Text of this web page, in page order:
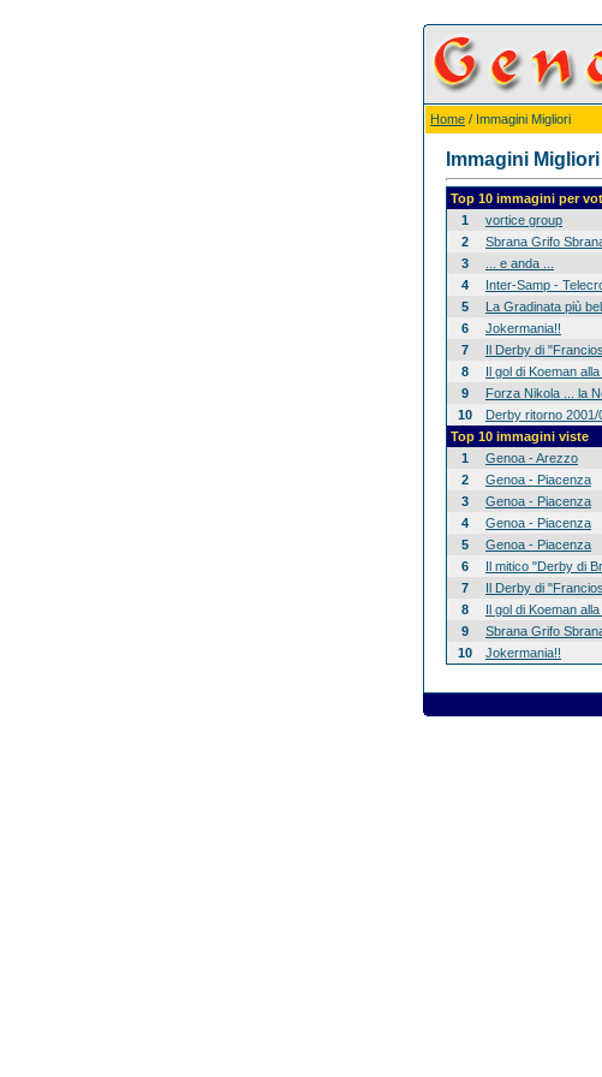
Home / Immagini Migliori
Immagini Migliori
Top 10 immagini per
1
vortice group
2
Sbrana Grifo
3
... e anda ...
4
Inter-Samp -
5
La Gradinata più
6
Jokermania!!
7
Il Derby di
8
Il gol di Koeman
9
Forza Nikola ... la
10
Derby ritorno
Top 10 immagini viste
1
Genoa - Arezzo
2
Genoa - Piacenza
3
Genoa - Piacenza
4
Genoa - Piacenza
5
Genoa - Piacenza
6
Il mitico "Derby di
7
Il Derby di
8
Il gol di Koeman
9
Sbrana Grifo
10
Jokermania!!